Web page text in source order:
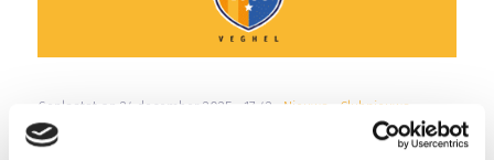
Geplaatst op 24 december 2025 • 17:42 • Nieuws Clubnieuws